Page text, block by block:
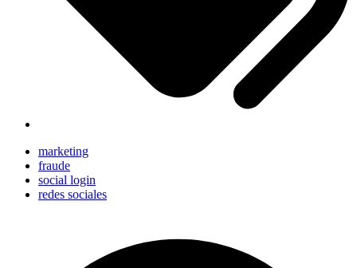
marketing
fraude
social login
redes sociales